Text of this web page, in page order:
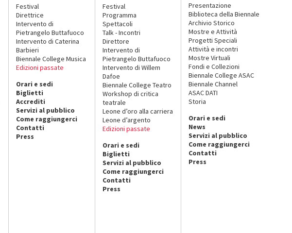
Festival
Direttrice
Intervento di
Pietrangelo Buttafuoco
Intervento di Caterina
Barbieri
Biennale College Musica
Edizioni passate
Orari e sedi
Biglietti
Accrediti
Servizi al pubblico
Come raggiungerci
Contatti
Press
Festival
Programma
Spettacoli
Talk - Incontri
Direttore
Intervento di
Pietrangelo Buttafuoco
Intervento di Willem
Dafoe
Biennale College Teatro
Workshop di critica
teatrale
Leone d’oro alla carriera
Leone d’argento
Edizioni passate
Orari e sedi
Biglietti
Servizi al pubblico
Come raggiungerci
Contatti
Press
Presentazione
Biblioteca della Biennale
Archivio Storico
Mostre e Attività
Progetti Speciali
Attività e incontri
Mostre Virtuali
Fondi e Collezioni
Biennale College ASAC
Biennale Channel
ASAC DATI
Storia
Orari e sedi
News
Servizi al pubblico
Come raggiungerci
Contatti
Press